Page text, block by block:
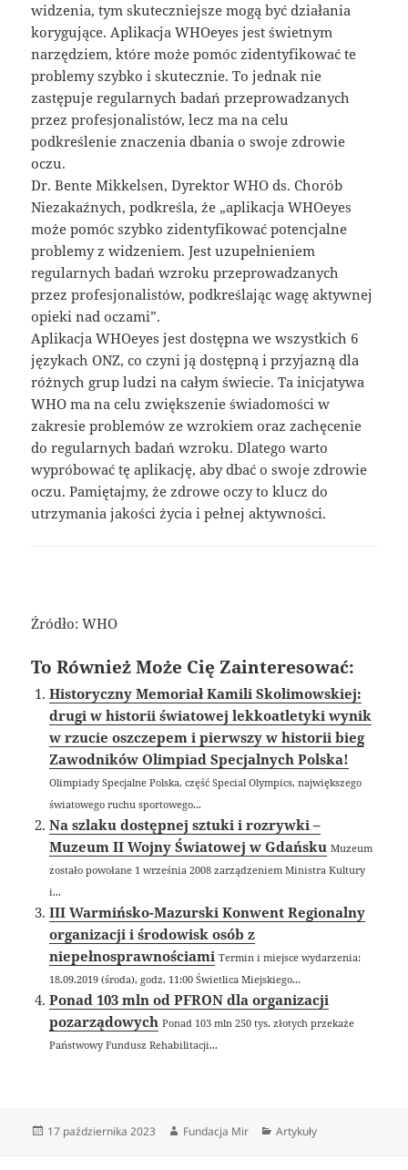
widzenia, tym skuteczniejsze mogą być działania
korygujące. Aplikacja WHOeyes jest świetnym
narzędziem, które może pomóc zidentyfikować te
problemy szybko i skutecznie. To jednak nie
zastępuje regularnych badań przeprowadzanych
przez profesjonalistów, lecz ma na celu
podkreślenie znaczenia dbania o swoje zdrowie
oczu.
Dr. Bente Mikkelsen, Dyrektor WHO ds. Chorób
Niezakaźnych, podkreśla, że „aplikacja WHOeyes
może pomóc szybko zidentyfikować potencjalne
problemy z widzeniem. Jest uzupełnieniem
regularnych badań wzroku przeprowadzanych
przez profesjonalistów, podkreślając wagę aktywnej
opieki nad oczami”.
Aplikacja WHOeyes jest dostępna we wszystkich 6
językach ONZ, co czyni ją dostępną i przyjazną dla
różnych grup ludzi na całym świecie. Ta inicjatywa
WHO ma na celu zwiększenie świadomości w
zakresie problemów ze wzrokiem oraz zachęcenie
do regularnych badań wzroku. Dlatego warto
wypróbować tę aplikację, aby dbać o swoje zdrowie
oczu. Pamiętajmy, że zdrowe oczy to klucz do
utrzymania jakości życia i pełnej aktywności.
Źródło: WHO
To Również Może Cię Zainteresować:
Historyczny Memoriał Kamili Skolimowskiej:
drugi w historii światowej lekkoatletyki wynik
w rzucie oszczepem i pierwszy w historii bieg
Zawodników Olimpiad Specjalnych Polska!
Olimpiady Specjalne Polska, część Special Olympics, największego
światowego ruchu sportowego...
Na szlaku dostępnej sztuki i rozrywki –
Muzeum II Wojny Światowej w Gdańsku Muzeum
zostało powołane 1 września 2008 zarządzeniem Ministra Kultury
i...
III Warmińsko-Mazurski Konwent Regionalny
organizacji i środowisk osób z
niepełnosprawnościami Termin i miejsce wydarzenia:
18.09.2019 (środa), godz. 11:00 Świetlica Miejskiego...
Ponad 103 mln od PFRON dla organizacji
pozarządowych Ponad 103 mln 250 tys. złotych przekaże
Państwowy Fundusz Rehabilitacji...
Data
17 października 2023 Autor
Fundacja Mir Kategorie
Artykuły